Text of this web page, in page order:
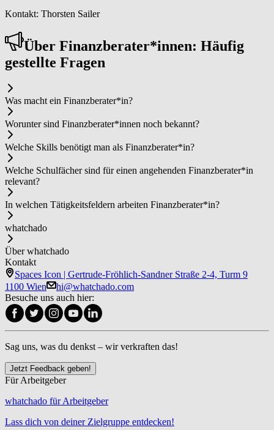
Kontakt: Thorsten Sailer
Über Fi­nanz­be­ra­ter*in­nen: Häufig
gestellte Fragen
Was macht ein Fi­nanz­be­ra­ter*in?
Worunter sind Fi­nanz­be­ra­ter*in­nen noch bekannt?
Welche Skills benötigt man als Fi­nanz­be­ra­ter*in?
Welche Schulfächer sind für einen angehenden Fi­nanz­be­ra­ter*in
relevant?
In welchen Tätigkeitsfeldern arbeiten Fi­nanz­be­ra­ter*in?
whatchado
Über whatchado
Kontakt
Spaces Icon | Gertrude-Fröhlich-Sandner Straße 2-4, Turm 9
1100 Wien
hi@whatchado.com
Besuche uns auch hier:
Sag uns, was du denkst – wir verkraften das!
Jetzt Feedback geben!
Für Arbeitgeber
whatchado für Arbeitgeber
Lass dich von deiner Zielgruppe entdecken!